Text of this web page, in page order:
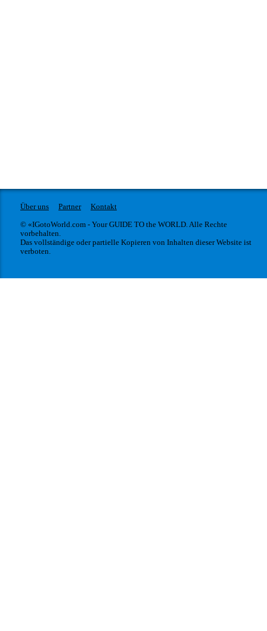
Über uns Partner
Kontakt
© «IGotoWorld.com - Your GUIDE TO the WORLD. Alle Rechte
vorbehalten.
Das vollständige oder partielle Kopieren von Inhalten dieser Website ist
verboten.